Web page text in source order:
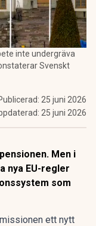
inte undergräva
Svenskt
25 juni 2026
25 juni 2026
Men i
nya EU-regler
som
ett nytt